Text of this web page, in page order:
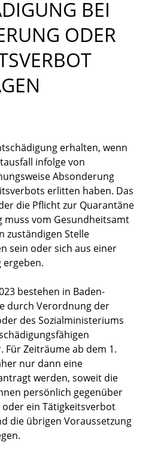
BEI
ODER
erhalten, wenn
infolge von
Absonderung
erlitten haben. Das
die Pflicht zur Quarantäne
muss vom Gesundheitsamt
zuständigen Stelle
sein oder sich aus einer
ergeben.
bestehen in Baden-
durch Verordnung der
des Sozialministeriums
Für Zeiträume ab dem 1.
nur dann eine
werden, soweit die
persönlich gegenüber
ein Tätigkeitsverbot
die übrigen Voraussetzung